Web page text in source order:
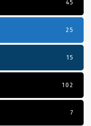
45
25
15
102
7